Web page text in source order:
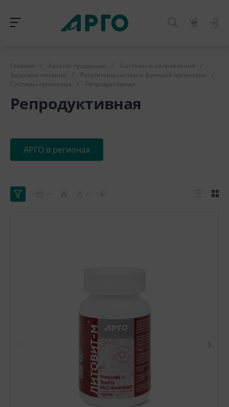
Главная / Каталог продукции / Системы и направления
/
Здоровое питание
/ Регуляторы систем и функций организма
/
Системы организма
/ Репродуктивная
Репродуктивная
АРГО в регионах